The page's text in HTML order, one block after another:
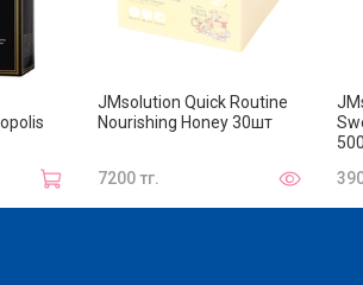
по длине, мягко вспеньте и
повторите процедуру для
JMsolution Quick Routine
Nourishing Honey 30шт
7200 тг.